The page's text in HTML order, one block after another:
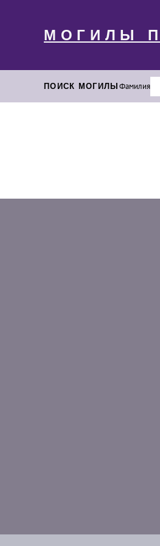
МОГИЛЫ
ПОИСК МОГИЛЫФамилия